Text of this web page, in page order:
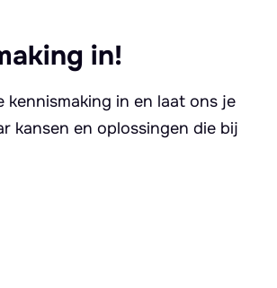
in!
in en laat ons je
kansen en oplossingen die bij